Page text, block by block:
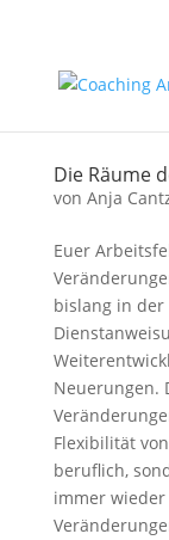
Die Räume
von Anja
Euer
bislang in der
Neuerungen.
Flexibilität
beruflich,
immer